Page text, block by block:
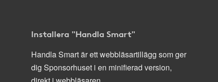
Installera "Handla Smart"
Handla Smart är ett webbläsartillägg som ger
dig Sponsorhuset i en minifierad version,